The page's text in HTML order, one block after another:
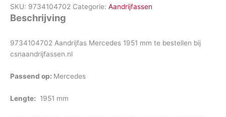
SKU: 9734104702 Categorie: Aandrijfassen
Beschrijving
9734104702 Aandrijfas Mercedes 1951 mm te bestellen bij
csnaandrijfassen.nl
Passend op: Mercedes
Lengte: 1951 mm